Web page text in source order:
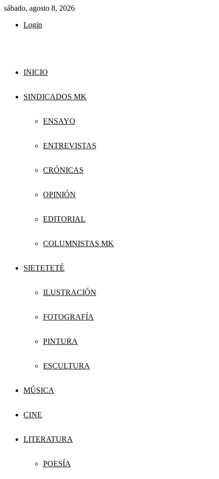
sábado, agosto 8, 2026
Login
INICIO
SINDICADOS MK
ENSAYO
ENTREVISTAS
CRÓNICAS
OPINIÓN
EDITORIAL
COLUMNISTAS MK
SIETETETÉ
ILUSTRACIÓN
FOTOGRAFÍA
PINTURA
ESCULTURA
MÚSICA
CINE
LITERATURA
POESÍA